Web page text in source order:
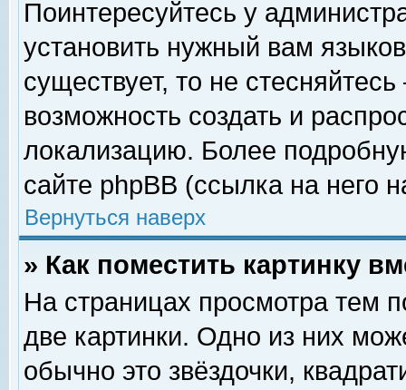
Поинтересуйтесь у
установить нужный вам
существует, то не
возможность создать и
локализацию. Более
сайте phpBB (ссылка на него
Вернуться наверх
» Как поместить картинку
На страницах просмотра тем
две картинки. Одно из них
обычно это звёздочки,